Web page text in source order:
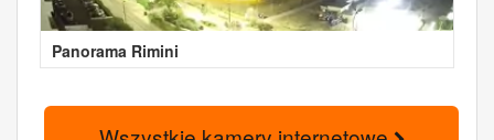
Panorama Rimini